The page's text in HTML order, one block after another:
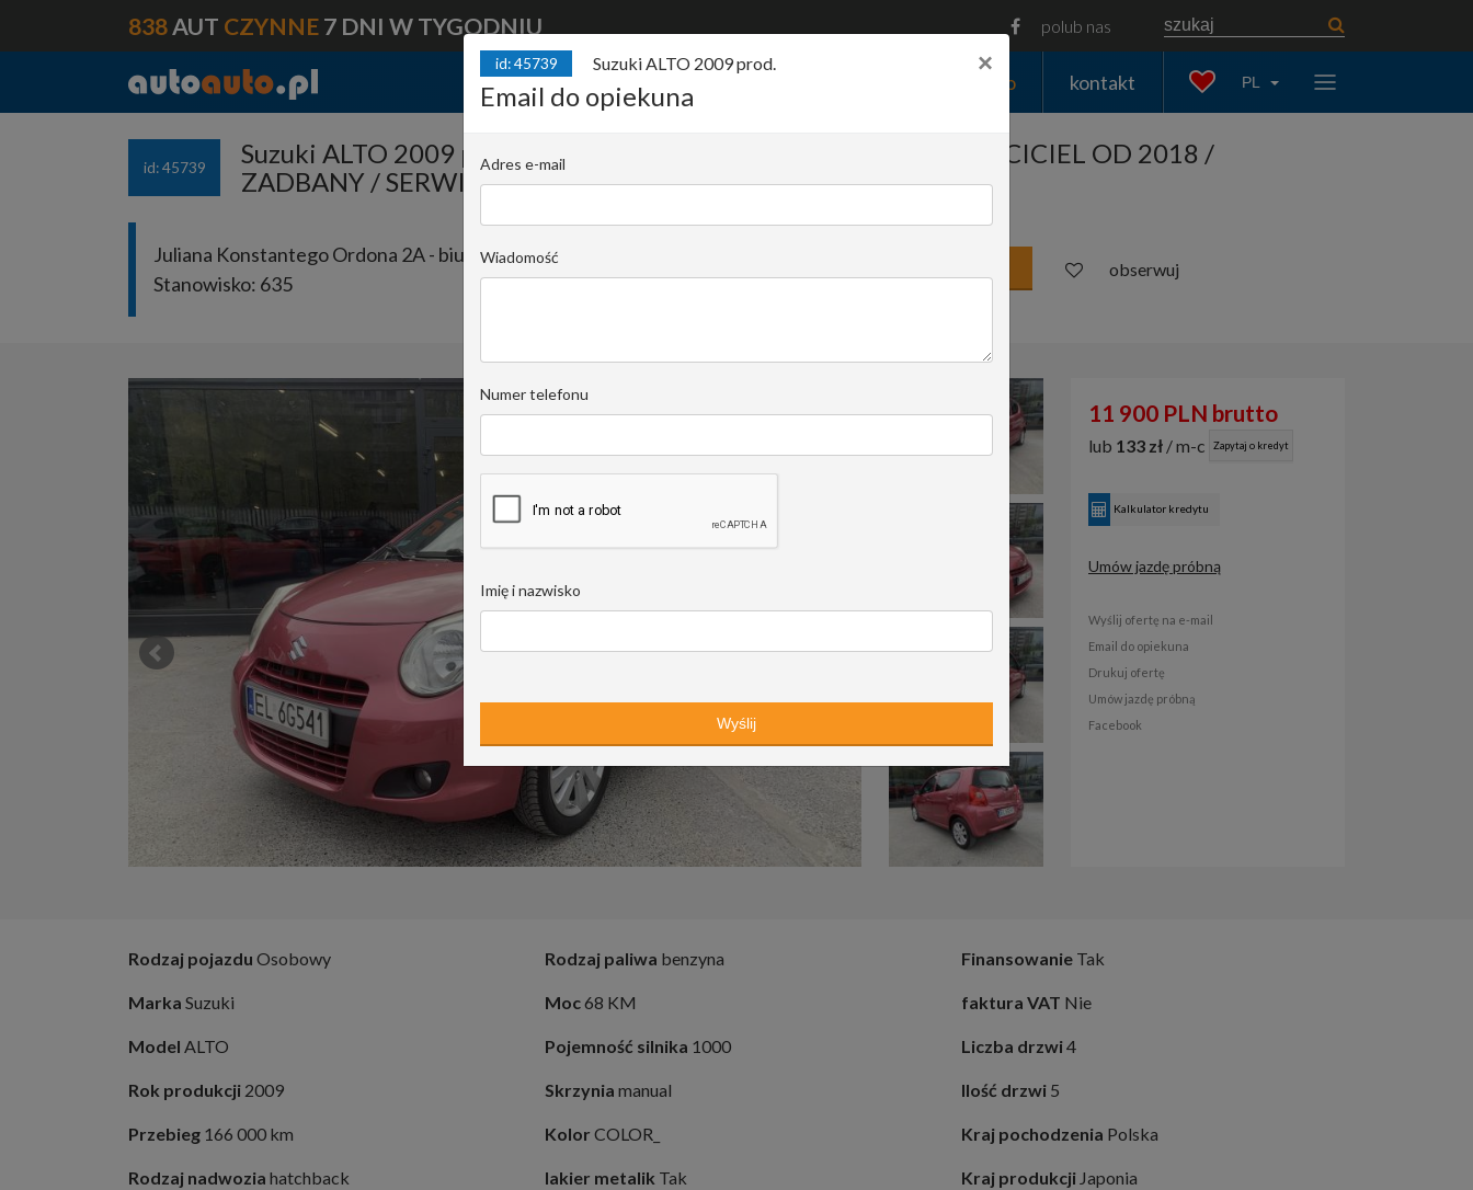
838AUT CZYNNE 7 DNI W TYGODNIU polub nas
kup finansuj auto kontakt PL
id: 45739
Suzuki ALTO 2009 prod. / 2009 1rej. BEZWYPADKOWY / 1 WŁAŚCICIEL OD 2018 /
ZADBANY / SERWISOWANY
Juliana Konstantego Ordona 2A - biuro A |
Stanowisko: 635
Igor Karolak
+48 519 022 421
obserwuj
11 900 PLN brutto
lub 133 zł / m-c Zapytaj o kredyt
Kalkulator kredytu
Umów jazdę próbną
Wyślij ofertę na e-mail
Email do opiekuna
Drukuj ofertę
Umów jazdę próbną
Facebook
Rodzaj pojazdu Osobowy
Marka Suzuki
Model ALTO
Rok produkcji 2009
Przebieg 166 000 km
Rodzaj nadwozia hatchback
Rodzaj paliwa benzyna
Moc68 KM
Pojemność silnika 1000
Skrzynia manual
Kolor COLOR_
lakier metalik Tak
Finansowanie Tak
faktura VAT Nie
Liczba drzwi4
Ilość drzwi 5
Kraj pochodzenia Polska
Kraj produkcji Japonia
×
id: 45739 Suzuki ALTO 2009 prod.
Email do opiekuna
Adres e-mail
Wiadomość
Numer telefonu
Imię i nazwisko